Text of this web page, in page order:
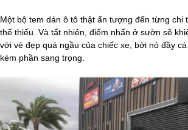
Một bộ tem dán ô tô thật ấn tượng đến từng chi
thể thiếu. Và tất nhiên, điểm nhấn ở sườn sẽ
với vẻ đẹp quá ngầu của chiếc xe, bởi nó đầy
kém phần sang trọng.